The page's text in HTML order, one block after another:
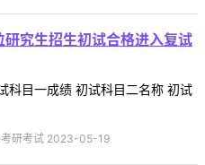
究生招生初试合格进入复试
科目一成绩 初试科目二名称 初试
考研考试 2023-05-19